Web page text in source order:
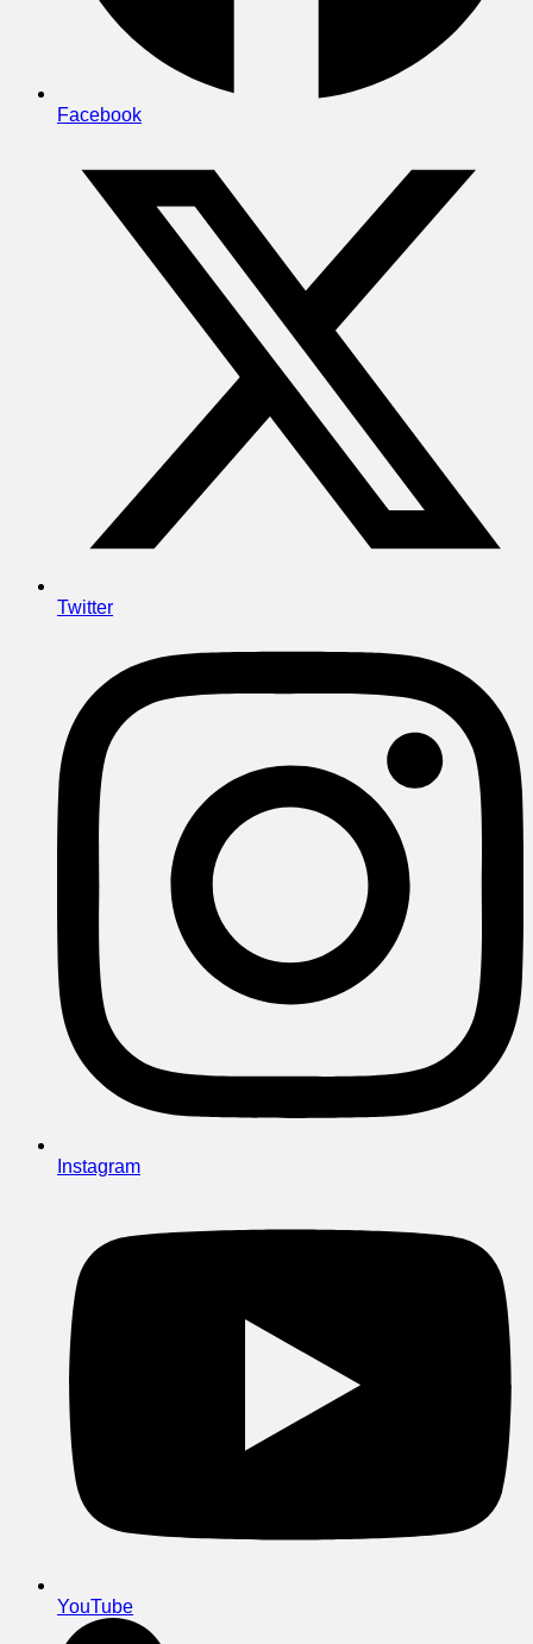
Facebook
Twitter
Instagram
YouTube